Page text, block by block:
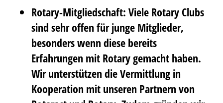
Rotary-Mitgliedschaft: Viele Rotary Clubs
sind sehr offen für junge Mitglieder,
besonders wenn diese bereits
Erfahrungen mit Rotary gemacht haben.
Wir unterstützen die Vermittlung in
Kooperation mit unseren Partnern von